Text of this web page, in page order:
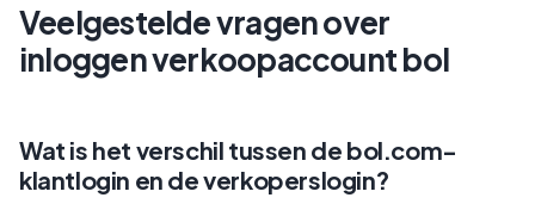
Veelgestelde vragen over
inloggen verkoopaccount bol
Wat is het verschil tussen de bol.com-
klantlogin en de verkoperslogin?